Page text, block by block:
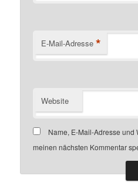
E-Mail-Adresse *
Website
Name, E-Mail-Adresse und
meinen nächsten Kommentar